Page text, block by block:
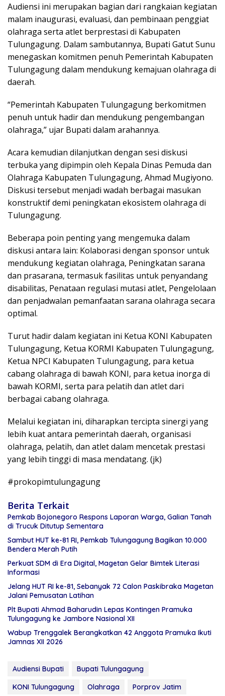
Audiensi ini merupakan bagian dari rangkaian kegiatan
malam inaugurasi, evaluasi, dan pembinaan penggiat
olahraga serta atlet berprestasi di Kabupaten
Tulungagung. Dalam sambutannya, Bupati Gatut Sunu
menegaskan komitmen penuh Pemerintah Kabupaten
Tulungagung dalam mendukung kemajuan olahraga di
daerah.
“Pemerintah Kabupaten Tulungagung berkomitmen
penuh untuk hadir dan mendukung pengembangan
olahraga,” ujar Bupati dalam arahannya.
Acara kemudian dilanjutkan dengan sesi diskusi
terbuka yang dipimpin oleh Kepala Dinas Pemuda dan
Olahraga Kabupaten Tulungagung, Ahmad Mugiyono.
Diskusi tersebut menjadi wadah berbagai masukan
konstruktif demi peningkatan ekosistem olahraga di
Tulungagung.
Beberapa poin penting yang mengemuka dalam
diskusi antara lain: Kolaborasi dengan sponsor untuk
mendukung kegiatan olahraga, Peningkatan sarana
dan prasarana, termasuk fasilitas untuk penyandang
disabilitas, Penataan regulasi mutasi atlet, Pengelolaan
dan penjadwalan pemanfaatan sarana olahraga secara
optimal.
Turut hadir dalam kegiatan ini Ketua KONI Kabupaten
Tulungagung, Ketua KORMI Kabupaten Tulungagung,
Ketua NPCI Kabupaten Tulungagung, para ketua
cabang olahraga di bawah KONI, para ketua inorga di
bawah KORMI, serta para pelatih dan atlet dari
berbagai cabang olahraga.
Melalui kegiatan ini, diharapkan tercipta sinergi yang
lebih kuat antara pemerintah daerah, organisasi
olahraga, pelatih, dan atlet dalam mencetak prestasi
yang lebih tinggi di masa mendatang. (jk)
#prokopimtulungagung
Berita Terkait
Pemkab Bojonegoro Respons Laporan Warga, Galian Tanah
di Trucuk Ditutup Sementara
Sambut HUT ke-81 RI, Pemkab Tulungagung Bagikan 10.000
Bendera Merah Putih
Perkuat SDM di Era Digital, Magetan Gelar Bimtek Literasi
Informasi
Jelang HUT RI ke-81, Sebanyak 72 Calon Paskibraka Magetan
Jalani Pemusatan Latihan
Plt Bupati Ahmad Baharudin Lepas Kontingen Pramuka
Tulungagung ke Jambore Nasional XII
Wabup Trenggalek Berangkatkan 42 Anggota Pramuka Ikuti
Jamnas XII 2026
Audiensi Bupati
Bupati Tulungagung
KONI Tulungagung
Olahraga Porprov Jatim